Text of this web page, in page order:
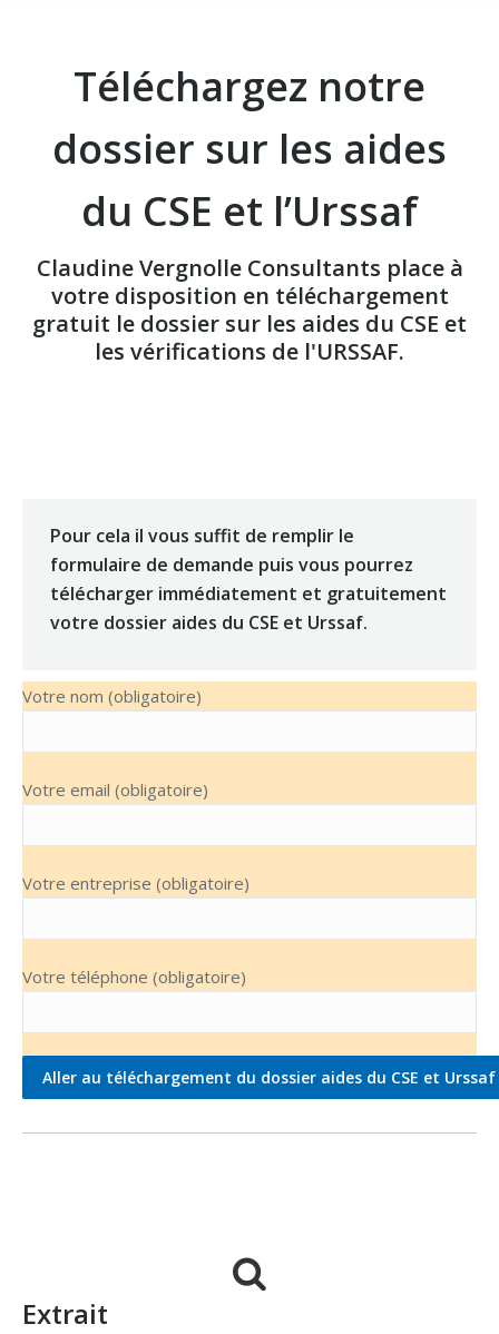
Téléchargez notre
dossier sur les aides
du CSE et l’Urssaf
Claudine Vergnolle Consultants place à
votre disposition en téléchargement
gratuit le dossier sur les aides du CSE et
les vérifications de l'URSSAF.
Pour cela il vous suffit de remplir le
formulaire de demande puis vous pourrez
télécharger immédiatement et gratuitement
votre dossier aides du CSE et Urssaf.
Votre nom (obligatoire)
Votre email (obligatoire)
Votre entreprise (obligatoire)
Votre téléphone (obligatoire)
Extrait